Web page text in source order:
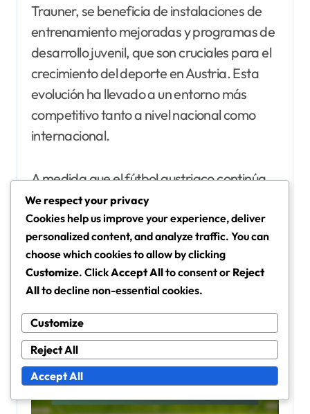
Trauner, se beneficia de instalaciones de
entrenamiento mejoradas y programas de
desarrollo juvenil, que son cruciales para el
crecimiento del deporte en Austria. Esta
evolución ha llevado a un entorno más
competitivo tanto a nivel nacional como
internacional.
A medida que el fútbol austriaco continúa
desarrollándose, jugadores como Trauner
son fundamentales para cerrar la brecha
entre las leyendas del pasado y las estrellas
del futuro, contribuyendo a un legado que
enfatiza el trabajo en equipo y la resiliencia.
We respect your privacy
Cookies help us improve your experience, deliver
personalized content, and analyze traffic. You can
choose which cookies to allow by clicking
Customize. ClickAccept Allto consent or Reject
Allto decline non-essential cookies.
Customize
Reject All
Accept All